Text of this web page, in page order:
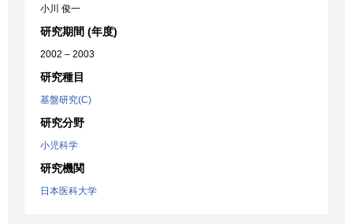
小川 俊一
研究期間 (年度)
2002 – 2003
研究種目
基盤研究(C)
研究分野
小児科学
研究機関
日本医科大学